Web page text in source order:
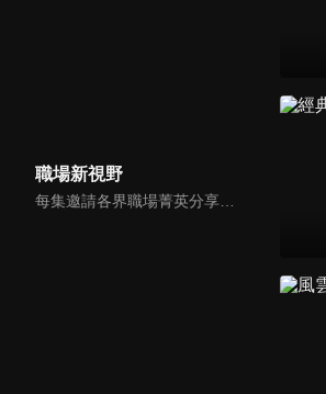
職場新視野
每集邀請各界職場菁英分享心路歷程與觀點，喬美倫老師也透過主題性的真理論述，幫助你我走入合神心意的職場文化。